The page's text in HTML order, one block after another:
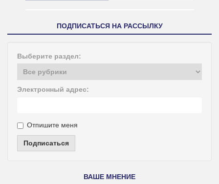
ПОДПИСАТЬСЯ НА РАССЫЛКУ
Выберите раздел:
Электронный адрес:
Отпишите меня
Подписаться
ВАШЕ МНЕНИЕ